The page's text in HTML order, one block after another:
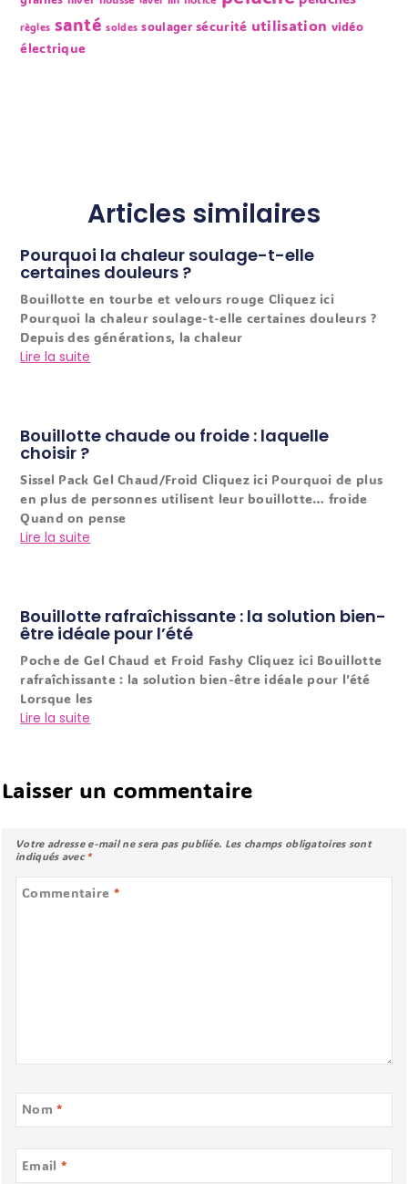
règles santé soldes soulager sécurité utilisation vidéo
électrique
Articles similaires
Pourquoi la chaleur soulage-t-elle
certaines douleurs ?
Bouillotte en tourbe et velours rouge Cliquez ici
Pourquoi la chaleur soulage-t-elle certaines douleurs ?
Depuis des générations, la chaleur
Lire la suite
Bouillotte chaude ou froide : laquelle
choisir ?
Sissel Pack Gel Chaud/Froid Cliquez ici Pourquoi de plus
en plus de personnes utilisent leur bouillotte… froide
Quand on pense
Lire la suite
Bouillotte rafraîchissante : la solution bien-
être idéale pour l’été
Poche de Gel Chaud et Froid Fashy Cliquez ici Bouillotte
rafraîchissante : la solution bien-être idéale pour l’été
Lorsque les
Lire la suite
Laisser un commentaire
Votre adresse e-mail ne sera pas publiée. Les champs obligatoires sont
indiqués avec *
Commentaire *
Nom*
Email *